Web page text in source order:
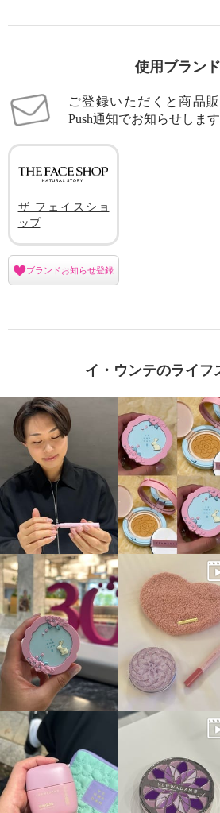
使用ブランド
ご登録いただくと商品
Push通知でお知らせします
ザ フェイスショ
ップ
ブランドお知らせ登録
イ・ウンテのライフ